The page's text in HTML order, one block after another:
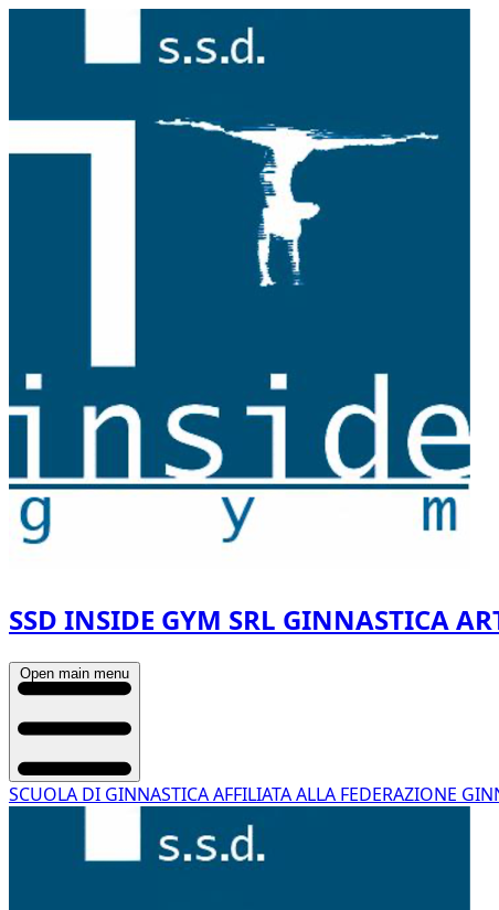
SSD INSIDE GYM SRL GINNASTICA
Open main menu
SCUOLA DI GINNASTICA AFFILIATA ALLA FEDERAZIONE